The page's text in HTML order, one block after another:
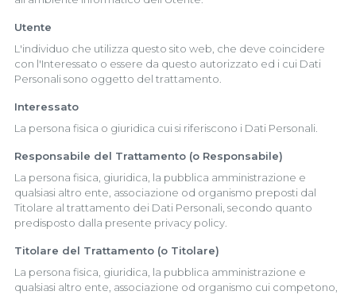
Utente
L'individuo che utilizza questo sito web, che deve coincidere
con l'Interessato o essere da questo autorizzato ed i cui Dati
Personali sono oggetto del trattamento.
Interessato
La persona fisica o giuridica cui si riferiscono i Dati Personali.
Responsabile del Trattamento (o Responsabile)
La persona fisica, giuridica, la pubblica amministrazione e
qualsiasi altro ente, associazione od organismo preposti dal
Titolare al trattamento dei Dati Personali, secondo quanto
predisposto dalla presente privacy policy.
Titolare del Trattamento (o Titolare)
La persona fisica, giuridica, la pubblica amministrazione e
qualsiasi altro ente, associazione od organismo cui competono,